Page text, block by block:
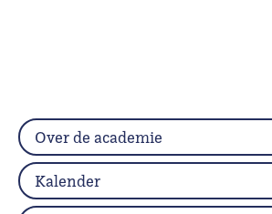
Over de academie
Kalender